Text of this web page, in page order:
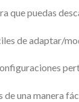
que puedas
de adaptar/
una manera